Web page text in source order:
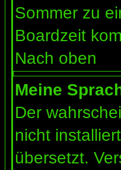
Sommer zu
Boardzeit
Nach oben
Meine
Der
nicht
übersetzt.